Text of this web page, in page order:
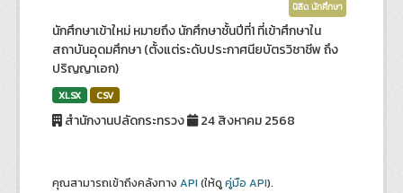
นิสิต นักศึกษา
นักศึกษาเข้าใหม่ หมายถึง นักศึกษาชั้นปีที่1 ที่เข้าศึกษาใน
สถาบันอุดมศึกษา (ตั้งแต่ระดับประกาศนียบัตรวิชาชีพ ถึง
ปริญญาเอก)
XLSX CSV
สำนักงานปลัดกระทรวง 24 สิงหาคม 2568
คุณสามารถเข้าถึงคลังทางAPI (ให้ดูคู่มือ API).